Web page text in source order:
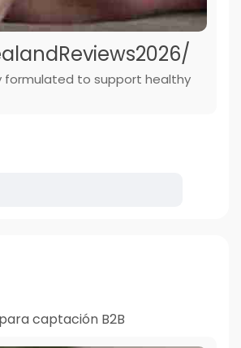
formulated to support healthy
captación B2B